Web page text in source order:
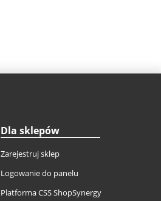
Dla sklepów
Zarejestruj sklep
Logowanie do panelu
Platforma CSS ShopSynergy